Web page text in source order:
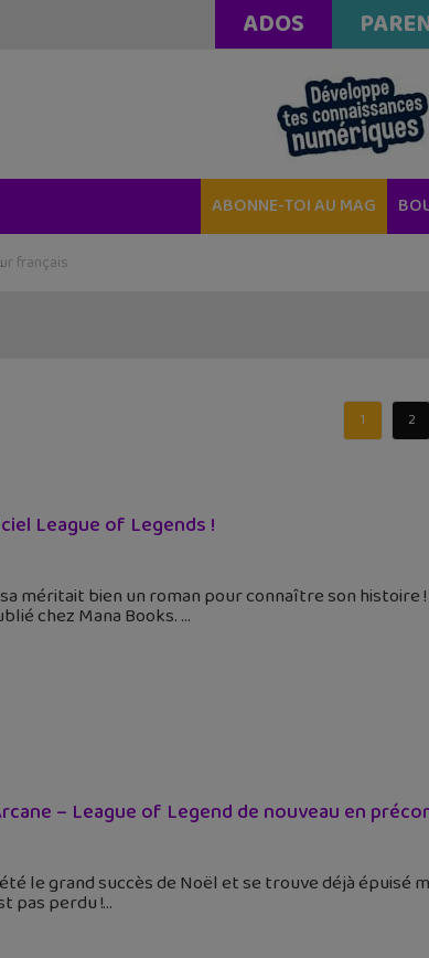
ADOS
ABONNE-TOI AU MAG
1 2
League of Legends !
méritait bien un roman pour connaître son histoire
chez Mana Books.
– League of Legend de nouveau en
le grand succès de Noël et se trouve déjà épuisé
pas perdu !